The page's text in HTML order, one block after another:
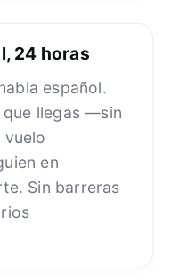
24 horas
español.
que llegas —sin
en
Sin barreras